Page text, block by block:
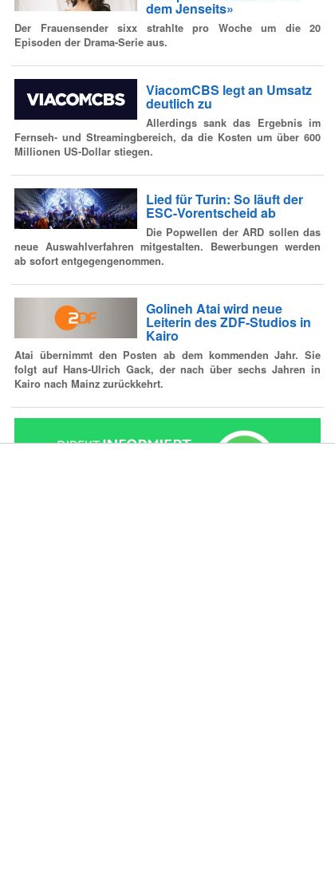
dem Jenseits»
Der Frauensender sixx strahlte pro Woche um die 20
Episoden der Drama-Serie aus.
ViacomCBS legt an Umsatz
deutlich zu
Allerdings sank das Ergebnis im
Fernseh- und Streamingbereich, da die Kosten um über 600
Millionen US-Dollar stiegen.
Lied für Turin: So läuft der
ESC-Vorentscheid ab
Die Popwellen der ARD sollen das
neue Auswahlverfahren mitgestalten. Bewerbungen werden
ab sofort entgegengenommen.
Golineh Atai wird neue
Leiterin des ZDF-Studios in
Kairo
Atai übernimmt den Posten ab dem kommenden Jahr. Sie
folgt auf Hans-Ulrich Gack, der nach über sechs Jahren in
Kairo nach Mainz zurückkehrt.